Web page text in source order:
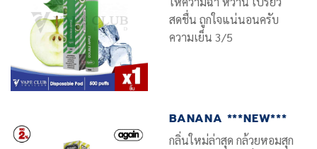
สดชื่น ถูกใจแน่นอนครับ
ความเย็น 3/5
BANANA ***NEW***
กลิ่นใหม่ล่าสุด กล้วยหอมสุก